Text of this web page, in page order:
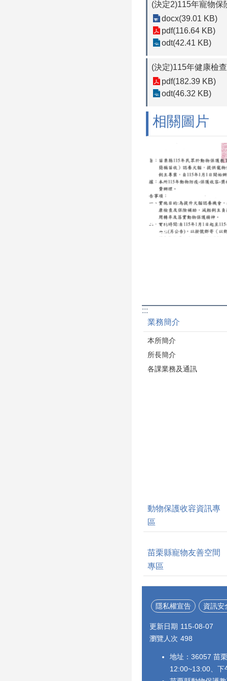
(決定2)115年寵物保
docx(39.01 KB)
pdf(116.64 KB)
odt(42.41 KB)
(決定)115年健康檢
pdf(182.39 KB)
odt(46.32 KB)
相關圖片
:::
業務簡介
本所簡介
所長簡介
各課業務及通訊
動物保護收容資訊專
區
苗栗縣寵物友善空間
專區
隱私權宣告 資訊安
更新日期 115-08-07
瀏覽人次 498
地址：36057 苗
12:00~13:00、